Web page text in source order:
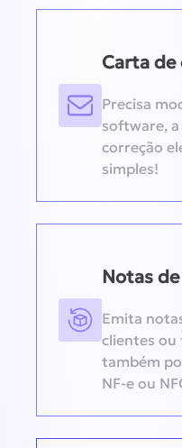
Carta de
Precisa
software,
correção
simples!
Notas
Emita
clientes ou
também
NF-e ou